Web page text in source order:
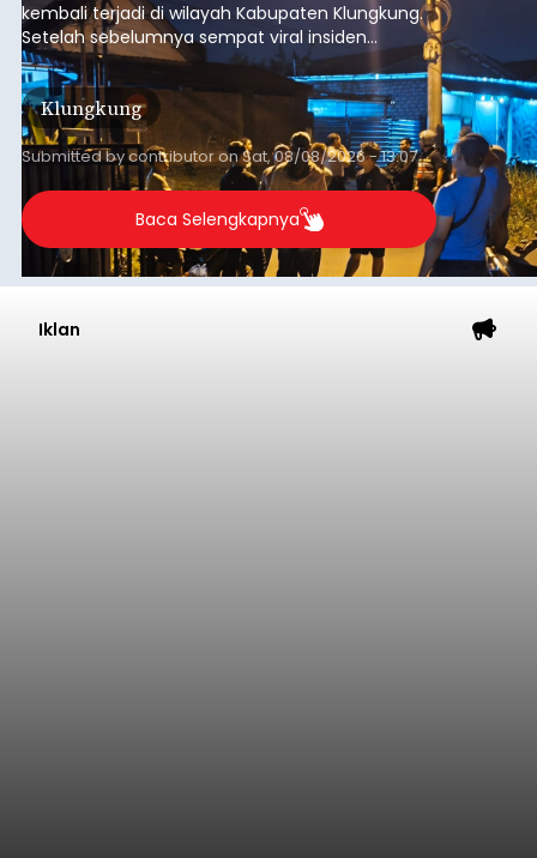
kembali terjadi di wilayah Kabupaten Klungkung.
Setelah sebelumnya sempat viral insiden
keributan di barat Pasar Galiran, peristiwa serupa
kini menimpa seorang pemuda asal Kabupaten
Sumba Barat Daya (SBD), Nusa Tenggara Timur
(NTT).
Klungkung
Submitted bycontributoronSat, 08/08/2026 - 13:07
Baca Selengkapnya
Iklan